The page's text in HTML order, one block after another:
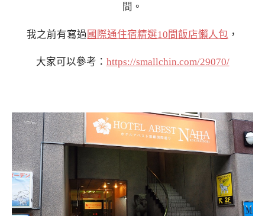
間。
我之前有寫過 國際通住宿精選10間飯店懶人包 ，
大家可以參考： https://smallchin.com/29070/